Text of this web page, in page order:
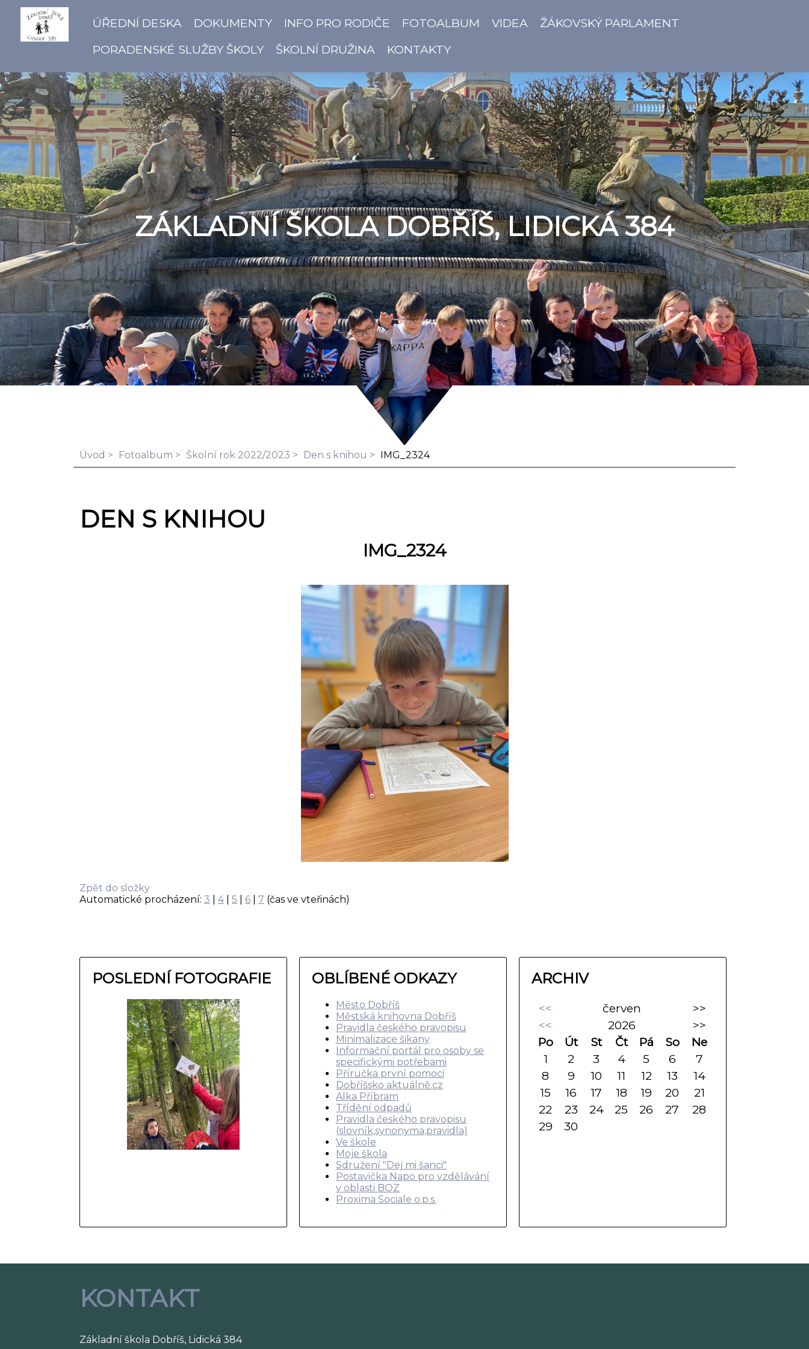
ÚŘEDNÍ DESKA DOKUMENTY INFO PRO RODIČE FOTOALBUM VIDEA
ŽÁKOVSKÝ PARLAMENT
PORADENSKÉ SLUŽBY ŠKOLY
ŠKOLNÍ DRUŽINA KONTAKTY
ZÁKLADNÍ ŠKOLA DOBŘÍŠ, LIDICKÁ 384
Úvod Fotoalbum Školní rok 2022/2023 Den s knihou IMG_2324
DEN S KNIHOU
IMG_2324
Zpět do složky
Automatické procházení: 3 4| 5 6 7 (čas ve vteřinách)
POSLEDNÍ FOTOGRAFIE OBLÍBENÉ ODKAZY
Město Dobříš
Městská knihovna Dobříš
Pravidla českého pravopisu
Minimalizace šikany
Informační portál pro osoby se
specifickými potřebami
Příručka první pomoci
Dobříšsko aktuálně.cz
Alka Příbram
Třídění odpadů
Pravidla českého pravopisu
(slovník,synonyma,pravidla)
Ve škole
Moje škola
Sdružení "Dej mi šanci"
Postavička Napo pro vzdělávání
v oblasti BOZ
Proxima Sociale o.p.s.
ARCHIV
<< červen
>>
<<
2026
>>
Po
Út St Čt Pá So
Ne
1
2 3 4 5 6
7
8
9 10 11 12 13
14
15
16 17 18 19 20
21
22
23 24 25 26 27
28
29
30
KONTAKT
Základní škola Dobříš, Lidická 384